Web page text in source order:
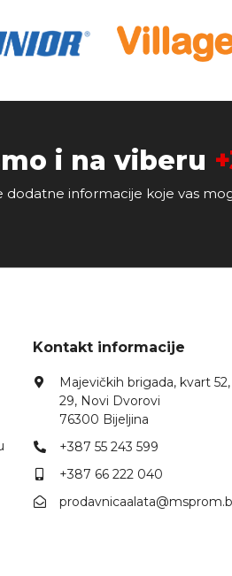
i na viberu
dodatne informacije koje vas
Kontakt informacije
Majevičkih brigada, kvart
29, Novi Dvorovi
76300 Bijeljina
+387 55 243 599
+387 66 222 040